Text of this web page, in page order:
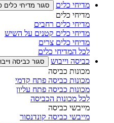
מדיחי כלים
סגור מדיחי כלים
מדיחי כלים
מדיחי כלים רחבים
מדיחי כלים קטנים על השיש
מדיחי כלים צרים
לכל המדיחי כלים
כביסה וייבוש
סגור כביסה
מכונות כביסה
מכונות כביסה פתח קדמי
מכונות כביסה פתח עליון
לכל מכונות הכביסה
מייבשי כביסה
מייבשי כביסה קונדנסור